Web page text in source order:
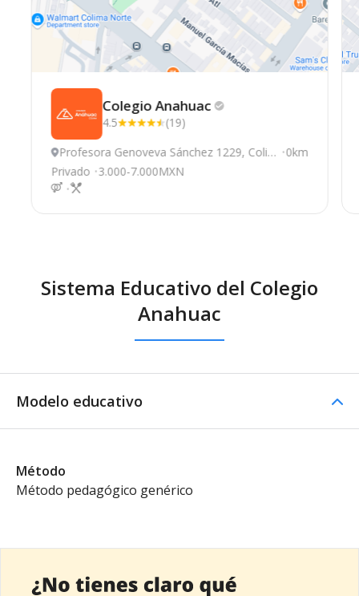
ColegioAnahuac
4.5
(19)
Profesora Genoveva Sánchez 1229, Coli
ma
0km
Privado 3.000-7.000MXN
Sistema Educativo del Colegio
Anahuac
Modelo educativo
Método
Método pedagógico genérico